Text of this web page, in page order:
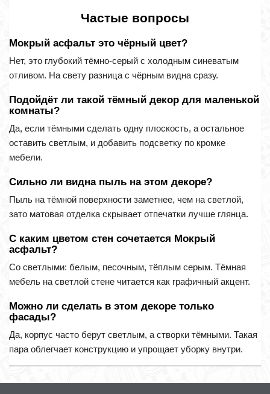
Частые вопросы
Мокрый асфальт это чёрный цвет?
Нет, это глубокий тёмно-серый с холодным синеватым
отливом. На свету разница с чёрным видна сразу.
Подойдёт ли такой тёмный декор для маленькой
комнаты?
Да, если тёмными сделать одну плоскость, а остальное
оставить светлым, и добавить подсветку по кромке
мебели.
Сильно ли видна пыль на этом декоре?
Пыль на тёмной поверхности заметнее, чем на светлой,
зато матовая отделка скрывает отпечатки лучше глянца.
С каким цветом стен сочетается Мокрый
асфальт?
Со светлыми: белым, песочным, тёплым серым. Тёмная
мебель на светлой стене читается как графичный акцент.
Можно ли сделать в этом декоре только
фасады?
Да, корпус часто берут светлым, а створки тёмными. Такая
пара облегчает конструкцию и упрощает уборку внутри.